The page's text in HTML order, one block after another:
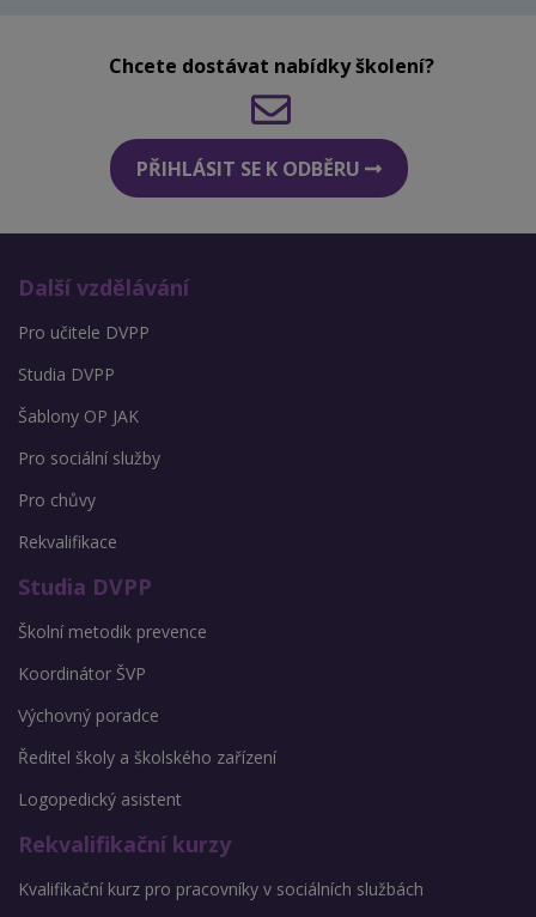
Chcete dostávat nabídky školení?
PŘIHLÁSIT SE K ODBĚRU
Další vzdělávání
Pro učitele DVPP
Studia DVPP
Šablony OP JAK
Pro sociální služby
Pro chůvy
Rekvalifikace
Studia DVPP
Školní metodik prevence
Koordinátor ŠVP
Výchovný poradce
Ředitel školy a školského zařízení
Logopedický asistent
Rekvalifikační kurzy
Kvalifikační kurz pro pracovníky v sociálních službách